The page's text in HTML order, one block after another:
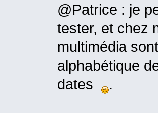
@Patrice : je
tester, et chez
multimédia
alphabétique
dates
.